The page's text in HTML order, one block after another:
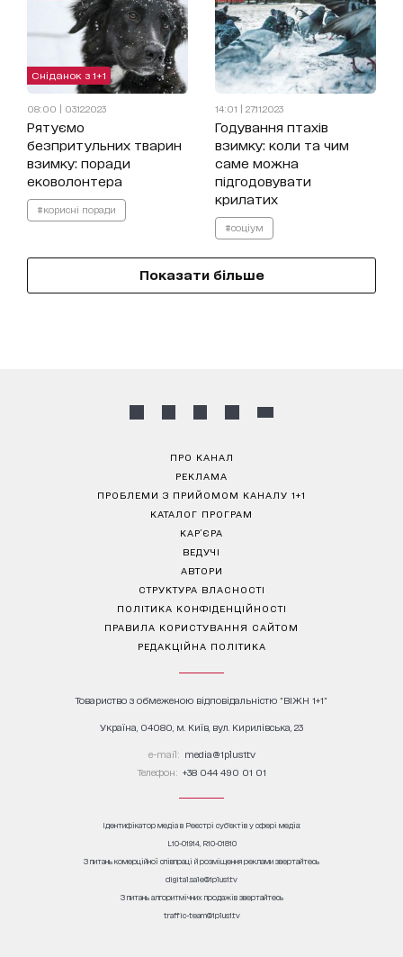
Сніданок з 1+1
08:00 | 03.12.2023
Рятуємо
безпритульних тварин
взимку: поради
ековолонтера
#корисні поради
14:01 | 27.11.2023
Годування птахів
взимку: коли та чим
саме можна
підгодовувати
крилатих
#соціум
Показати більше
ПРО КАНАЛ
РЕКЛАМА
ПРОБЛЕМИ З ПРИЙОМОМ КАНАЛУ 1+1
КАТАЛОГ ПРОГРАМ
КАР’ЄРА
ВЕДУЧІ
АВТОРИ
СТРУКТУРА ВЛАСНОСТІ
ПОЛІТИКА КОНФІДЕНЦІЙНОСТІ
ПРАВИЛА КОРИСТУВАННЯ САЙТОМ
РЕДАКЦІЙНА ПОЛІТИКА
Товариство з обмеженою відповідальністю "ВІЖН 1+1"
Україна, 04080, м. Київ, вул. Кирилівська, 23
е-mail: media@1plus1.tv
Телефон: +38 044 490 01 01
Ідентифікатор медіа в Реєстрі суб’єктів у сфері медіа:
L10-01914, R10-01810
З питань комерційної співпраці й розміщення реклами звертайтесь
digital.sale@1plus1.tv
З питань алгоритмічних продажів звертайтесь
traffic-team@1plus1.tv